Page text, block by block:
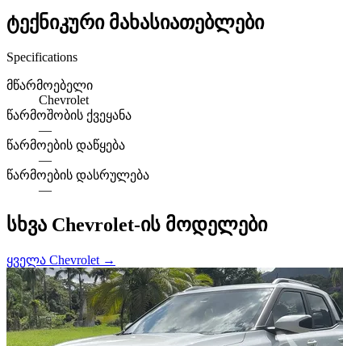
ტექნიკური მახასიათებლები
Specifications
მწარმოებელი
Chevrolet
წარმოშობის ქვეყანა
—
წარმოების დაწყება
—
წარმოების დასრულება
—
სხვა Chevrolet-ის მოდელები
ყველა Chevrolet →